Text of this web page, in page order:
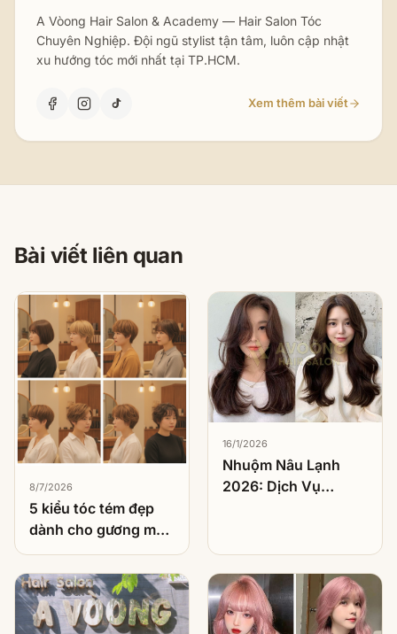
A Vòong Hair Salon & Academy — Hair Salon Tóc
Chuyên Nghiệp. Đội ngũ stylist tận tâm, luôn cập nhật
xu hướng tóc mới nhất tại TP.HCM.
Xem thêm bài viết
Bài viết liên quan
8/7/2026
5 kiểu tóc tém đẹp
dành cho gương mặt
tròn
16/1/2026
Nhuộm Nâu Lạnh
2026: Dịch Vụ